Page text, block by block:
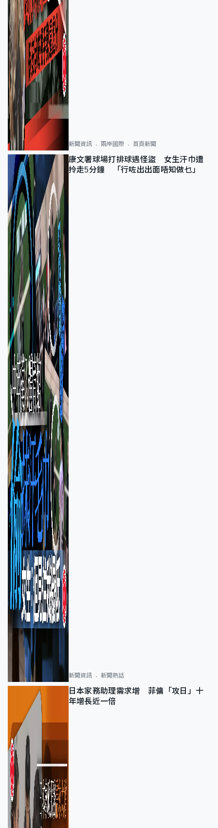
新聞資訊 兩岸國際 首頁新聞
康文署球場打排球遇怪盜 女生汗巾遭
拎走5分鐘 「行咗出出面唔知做乜」
新聞資訊 新聞熱話
日本家務助理需求增 菲傭「攻日」十
年增長近一倍